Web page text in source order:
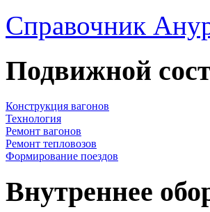
Справочник
Подвижной
Конструкция вагонов
Технология
Ремонт вагонов
Ремонт тепловозов
Формирование поездов
Внутреннее